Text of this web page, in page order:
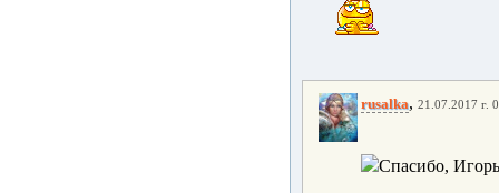
rusalka, 21.07.2017 г.
Спасибо,